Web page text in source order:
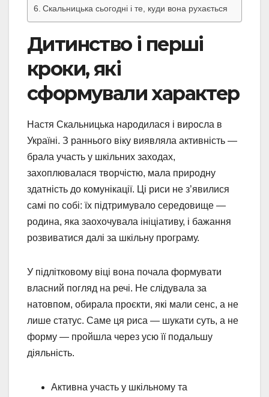
Скальницька сьогодні і те, куди вона рухається
Дитинство і перші
кроки, які
сформували характер
Настя Скальницька народилася і виросла в
Україні. З раннього віку виявляла активність —
брала участь у шкільних заходах,
захоплювалася творчістю, мала природну
здатність до комунікації. Ці риси не з’явилися
самі по собі: їх підтримувало середовище —
родина, яка заохочувала ініціативу, і бажання
розвиватися далі за шкільну програму.
У підлітковому віці вона почала формувати
власний погляд на речі. Не слідувала за
натовпом, обирала проєкти, які мали сенс, а не
лише статус. Саме ця риса — шукати суть, а не
форму — пройшла через усю її подальшу
діяльність.
Активна участь у шкільному та